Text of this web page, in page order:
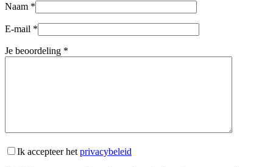
Naam *
E-mail *
Je beoordeling *
Ik accepteer het privacybeleid